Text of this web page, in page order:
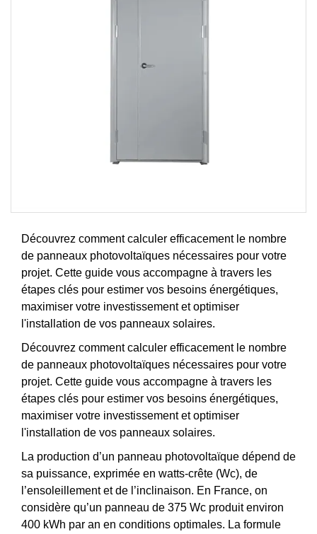
Découvrez comment calculer efficacement le nombre
de panneaux photovoltaïques nécessaires pour votre
projet. Cette guide vous accompagne à travers les
étapes clés pour estimer vos besoins énergétiques,
maximiser votre investissement et optimiser
l'installation de vos panneaux solaires.
Découvrez comment calculer efficacement le nombre
de panneaux photovoltaïques nécessaires pour votre
projet. Cette guide vous accompagne à travers les
étapes clés pour estimer vos besoins énergétiques,
maximiser votre investissement et optimiser
l'installation de vos panneaux solaires.
La production d’un panneau photovoltaïque dépend de
sa puissance, exprimée en watts-crête (Wc), de
l’ensoleillement et de l’inclinaison. En France, on
considère qu’un panneau de 375 Wc produit environ
400 kWh par an en conditions optimales. La formule